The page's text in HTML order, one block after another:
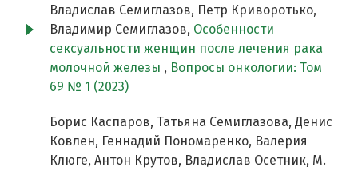
Владислав Семиглазов, Петр Криворотько,
Владимир Семиглазов, Особенности
сексуальности женщин после лечения рака
молочной железы , Вопросы онкологии: Том
69 № 1 (2023)
Борис Каспаров, Татьяна Семиглазова, Денис
Ковлен, Геннадий Пономаренко, Валерия
Клюге, Антон Крутов, Владислав Осетник, М.